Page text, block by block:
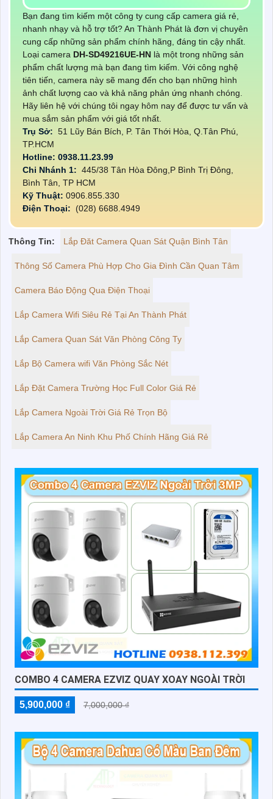
Bạn đang tìm kiếm một công ty cung cấp camera giá rẻ,
nhanh nhạy và hỗ trợ tốt? An Thành Phát là đơn vị chuyên
cung cấp những sản phẩm chính hãng, đáng tin cậy nhất.
Loại camera DH-SD49216UE-HN là một trong những sản
phẩm chất lượng mà bạn đang tìm kiếm. Với công nghệ
tiên tiến, camera này sẽ mang đến cho bạn những hình
ảnh chất lượng cao và khả năng phản ứng nhanh chóng.
Hãy liên hệ với chúng tôi ngay hôm nay để được tư vấn và
mua sắm sản phẩm với giá tốt nhất.
Trụ Sở: 51 Lũy Bán Bích, P. Tân Thới Hòa, Q.Tân Phú,
TP.HCM
Hotline: 0938.11.23.99
Chi Nhánh 1: 445/38 Tân Hòa Đông,P Bình Trị Đông,
Bình Tân, TP HCM
Kỹ Thuật: 0906.855.330
Điện Thoại: (028) 6688.4949
Thông Tin: Lắp Đăt Camera Quan Sát Quận Bình Tân
Thông Số Camera Phù Hợp Cho Gia Đình Cần Quan Tâm
Camera Báo Động Qua Điện Thoại
Lắp Camera Wifi Siêu Rẻ Tại An Thành Phát
Lắp Camera Quan Sát Văn Phòng Công Ty
Lắp Bộ Camera wifi Văn Phòng Sắc Nét
Lắp Đặt Camera Trường Học Full Color Giá Rẻ
Lắp Camera Ngoài Trời Giá Rẻ Trọn Bộ
Lắp Camera An Ninh Khu Phố Chính Hãng Giá Rẻ
COMBO 4 CAMERA EZVIZ QUAY XOAY NGOÀI TRỜI
5,900,000 ₫ 7,000,000 ₫